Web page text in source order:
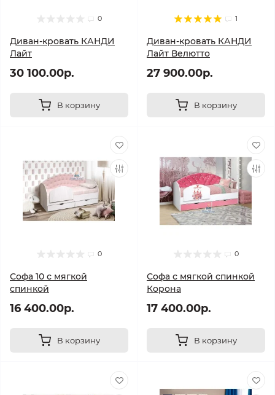
0
Диван-кровать КАНДИ
Лайт
30 100.00р.
В корзину
1
Диван-кровать КАНДИ
Лайт Велютто
27 900.00р.
В корзину
0
Софа 10 с мягкой
спинкой
16 400.00р.
В корзину
0
Софа с мягкой спинкой
Корона
17 400.00р.
В корзину